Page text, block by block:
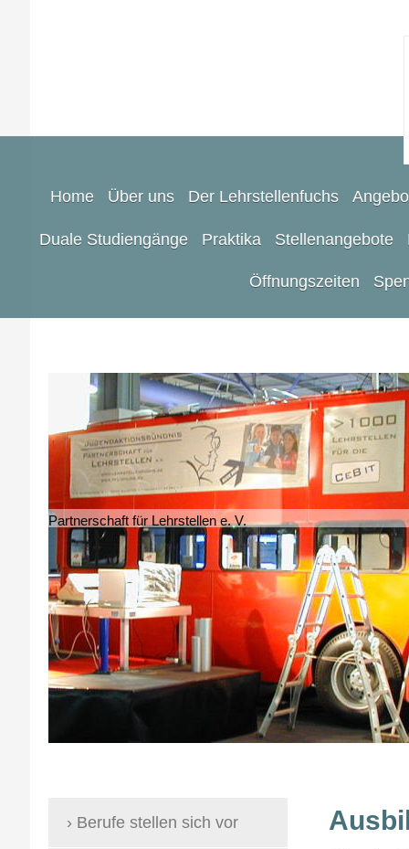
Home Über uns Der Lehrstellenfuchs
Duale Studiengänge Praktika Stellenangebote
Öffnungszeiten
Partnerschaft für Lehrstellen e. V.
Berufe stellen sich vor